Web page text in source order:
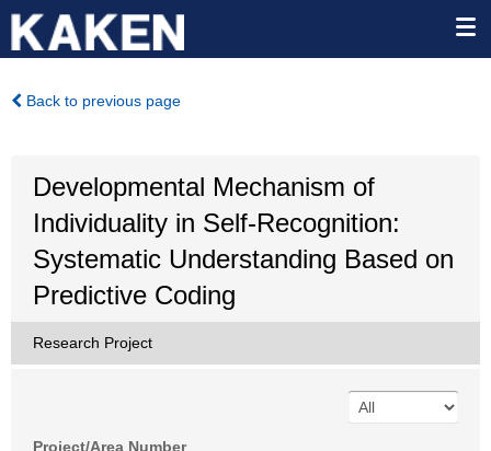
Back to previous page
Developmental Mechanism of
Individuality in Self-Recognition:
Systematic Understanding Based on
Predictive Coding
Research Project
Project/Area Number